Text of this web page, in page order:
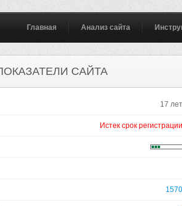
Главная Анализ сайта
САЙТА
17 лет
Истек срок регистрации
1570